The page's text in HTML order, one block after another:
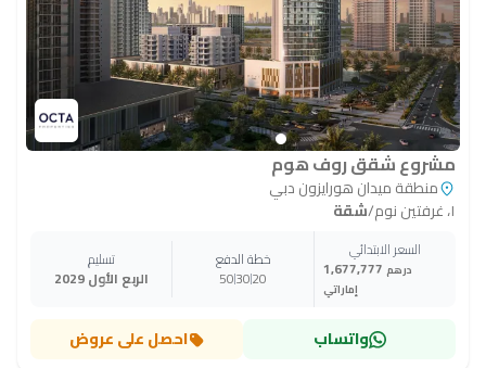
مشروع شقق روف هوم
منطقة ميدان هورايزون دبي
١، غرفتين نوم
/شقة
السعر الابتدائي
1,677,777 درهم
إماراتي
خطة الدفع
20
30
50
تسليم
الربع الأول 2029
واتساب احصل على عروض